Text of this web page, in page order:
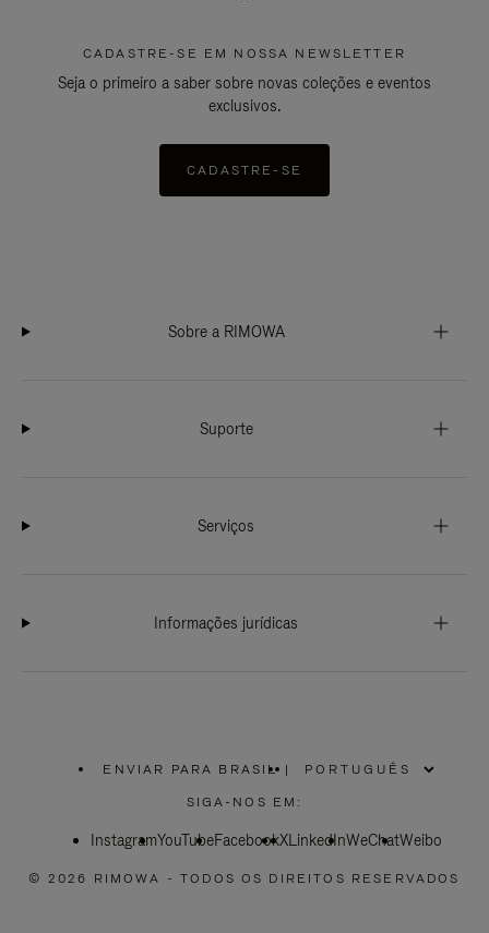
CADASTRE-SE EM NOSSA NEWSLETTER
Seja o primeiro a saber sobre novas coleções e eventos
exclusivos.
CADASTRE-SE
Sobre a RIMOWA
Suporte
Serviços
Informações jurídicas
ENVIAR PARA BRASIL
POR
FAVOR,
SUA
|
SIGA-NOS EM:
InstagramYouTubeFacebookXLinkedInWeChatWeibo
© 2026 RIMOWA - TODOS OS DIREITOS RESERVADOS